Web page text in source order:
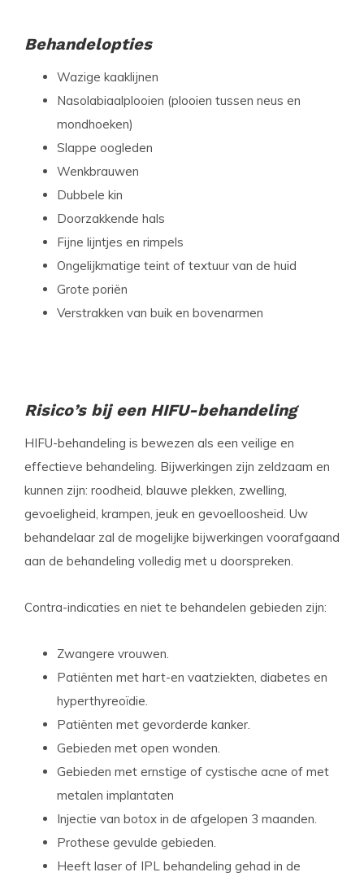
Behandelopties
Wazige kaaklijnen
Nasolabiaalplooien (plooien tussen neus en
mondhoeken)
Slappe oogleden
Wenkbrauwen
Dubbele kin
Doorzakkende hals
Fijne lijntjes en rimpels
Ongelijkmatige teint of textuur van de huid
Grote poriën
Verstrakken van buik en bovenarmen
Risico’s bij een HIFU-behandeling
HIFU-behandeling is bewezen als een veilige en
effectieve behandeling. Bijwerkingen zijn zeldzaam en
kunnen zijn: roodheid, blauwe plekken, zwelling,
gevoeligheid, krampen, jeuk en gevoelloosheid. Uw
behandelaar zal de mogelijke bijwerkingen voorafgaand
aan de behandeling volledig met u doorspreken.
Contra-indicaties en niet te behandelen gebieden zijn:
Zwangere vrouwen.
Patiënten met hart-en vaatziekten, diabetes en
hyperthyreoïdie.
Patiënten met gevorderde kanker.
Gebieden met open wonden.
Gebieden met ernstige of cystische acne of met
metalen implantaten
Injectie van botox in de afgelopen 3 maanden.
Prothese gevulde gebieden.
Heeft laser of IPL behandeling gehad in de